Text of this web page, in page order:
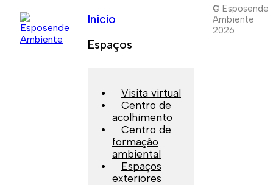
Início
Espaços
Visita virtual
Centro de
acolhimento
Centro de
formação
ambiental
Espaços
exteriores
© Esposende
Ambiente
2026